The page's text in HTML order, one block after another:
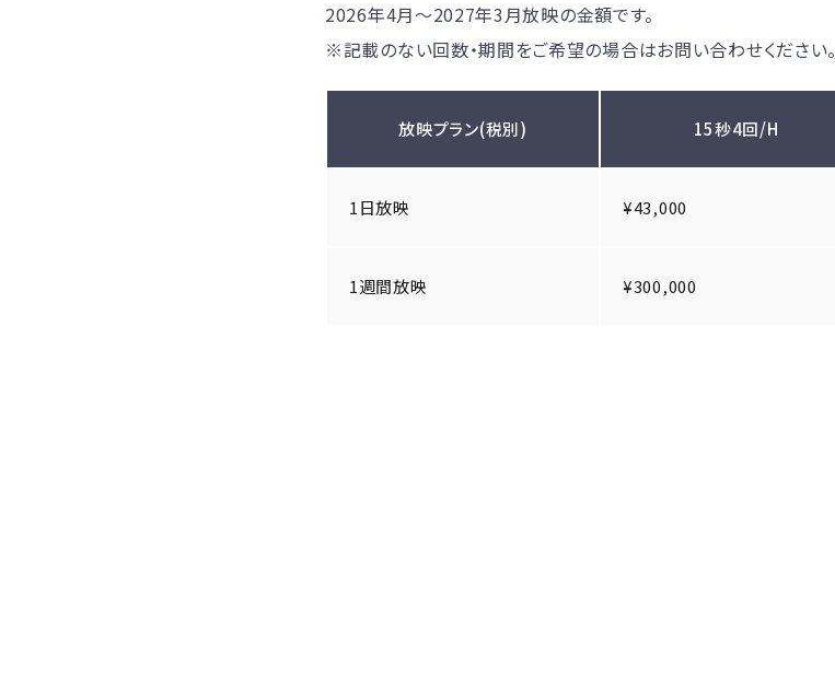
2026年4月〜2027年3月放映の金額です。
※記載のない回数・期間をご希望の場合はお問い合わせください。
放映プラン(税別) 15秒4回/H
1日放映 ¥43,000
1週間放映 ¥300,000